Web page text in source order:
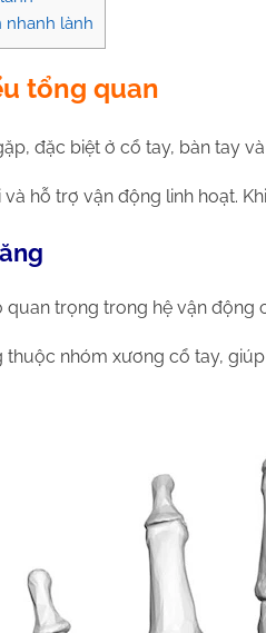
nhanh lành
tổng quan
đặc biệt ở cổ tay, bàn tay
hỗ trợ vận động linh hoạt.
trọng trong hệ vận
nhóm xương cổ tay,